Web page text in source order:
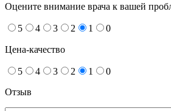
Оцените внимание врача к вашей
5 4 3 2 1 0
Цена-качество
5 4 3 2 1
0
Отзыв